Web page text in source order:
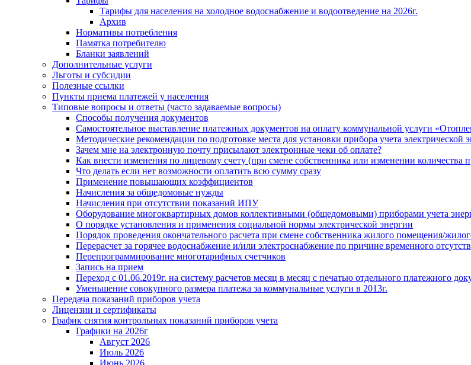
Тарифы для населения на холодное водоснабжение и водоотведение на 2026г.
Архив
Нормативы потребления
Памятка потребителю
Бланки заявлений
Дополнительные услуги
Льготы и субсидии
Полезные ссылки
Пункты приема платежей у населения
Типовые вопросы и ответы (часто задаваемые вопросы)
Способы получения документов
Самостоятельное выставление платежных документов на оплату коммунальной услуги
Методические рекомендации по подготовке места для установки прибора учета электрической
Зачем мне на электронную почту присылают электронные чеки об оплате?
Как внести изменения по лицевому счету (при смене собственника или изменении
Что делать если нет возможности оплатить всю сумму сразу
Применение повышающих коэффициентов
Начисления за общедомовые нужды
Начисления при отсутствии показаний ИПУ
Оборудование многоквартирных домов коллективными (общедомовыми) приборами учета
О порядке установления и применения социальной нормы электрической энергии
Порядок проведения окончательного расчета при смене собственника жилого помещения/
Перерасчет за горячее водоснабжение и/или электроснабжение по причине временного
Перепрограммирование многотарифных счетчиков
Запись на прием
Переход с 01.06.2019г. на систему расчетов месяц в месяц с печатью отдельного платежного
Уменьшение совокупного размера платежа за коммунальные услуги в 2013г.
Передача показаний приборов учета
Лицензии и сертификаты
График снятия контрольных показаний приборов учета
Графики на 2026г
Август 2026
Июль 2026